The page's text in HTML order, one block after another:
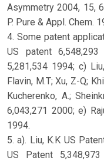
Asymmetry 2004, 15,
P. Pure & Appl. Chem.
4. Some patent
US patent
5,281,534 1994; c)
Flavin, M.T; Xu, Z-Q;
Kucherenko, A.;
6,043,271 2000; e)
1994.
5. a). Liu, K.K US
US Patent